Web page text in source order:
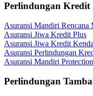
Perlindungan
Asuransi Mandiri Rencana
Asuransi Jiwa Kredit Plus
Asuransi Jiwa Kredit
Asuransi Perlindungan
Asuransi Mandiri
Perlindungan